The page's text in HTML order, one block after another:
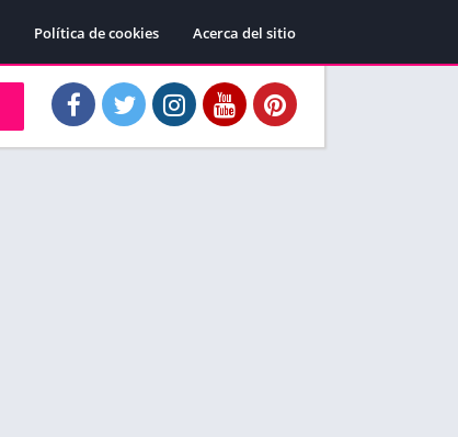
Política de cookies Acerca del sitio